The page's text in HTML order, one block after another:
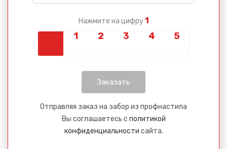
Нажмите на цифру 1
Отправляя заказ на забор из профнастила
Вы соглашаетесь с политикой
конфиденциальности сайта.